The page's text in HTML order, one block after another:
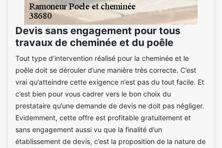
Devis sans engagement pour tous
travaux de cheminée et du poêle
Tout type d’intervention réalisé pour la cheminée et le
poêle doit se dérouler d’une manière très correcte. C’est
vrai qu’atteindre cette exigence n’est pas du tout facile. Et
c’est bien pour vous cadrer vers le bon choix du
prestataire qu’une demande de devis ne doit pas négliger.
Evidemment, cette offre est profitable gratuitement et
sans engagement aussi vu que la finalité d’un
établissement de devis, c’est la proposition de la nature de